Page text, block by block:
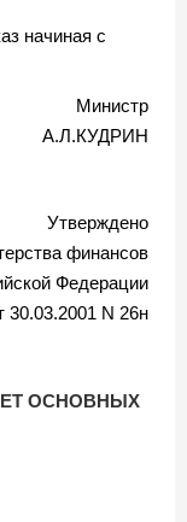
начиная с
Министр
А.Л.КУДРИН
Утверждено
финансов
Федерации
30.03.2001 N 26н
ОСНОВНЫХ